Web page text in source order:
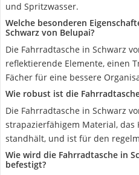
und Spritzwasser.
Welche besonderen
Schwarz von Belupai?
Die Fahrradtasche in Schwarz
reflektierende Elemente, einen
Fächer für eine bessere
Wie robust ist die
Die Fahrradtasche in Schwarz
strapazierfähigem Material, das
standhält, und ist für den
Wie wird die Fahrradtasche in
befestigt?